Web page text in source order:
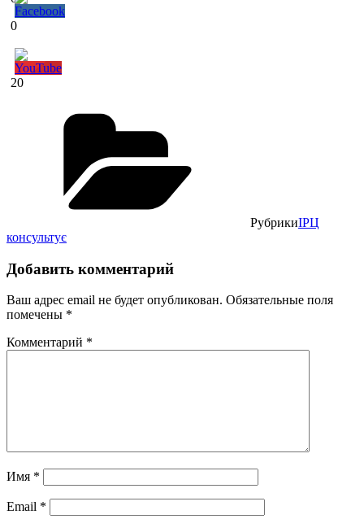
0
20
РубрикиІРЦ
консультує
Добавить комментарий
Ваш адрес email не будет опубликован. Обязательные поля
помечены *
Комментарий *
Имя *
Email *